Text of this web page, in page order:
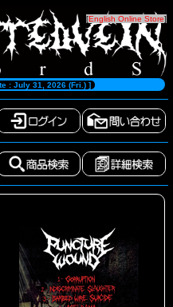
[English Online Store]
: July 31, 2026 (Fri.) ]